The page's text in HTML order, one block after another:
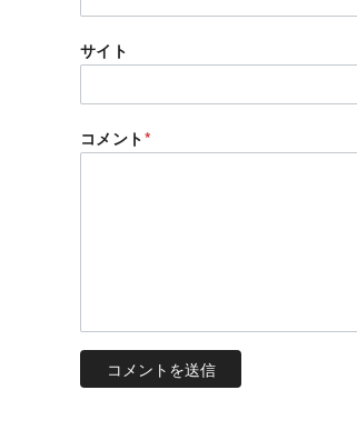
サイト
コメント*